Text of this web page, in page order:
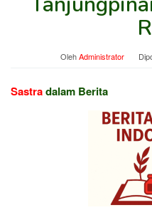
OlehAdministrator
Sastradalam Berita